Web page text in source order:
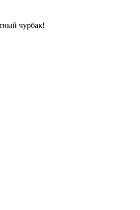
чурбак!